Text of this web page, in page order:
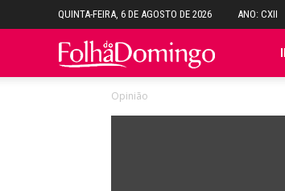
QUINTA-FEIRA, 6 DE AGOSTO DE 2026 ANO: CXII
Folha
Opinião